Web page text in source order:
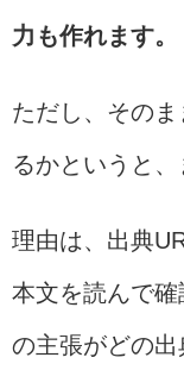
力も作れます。
ただし、その
るかというと、
理由は、出典
本文を読んで
の主張がどの